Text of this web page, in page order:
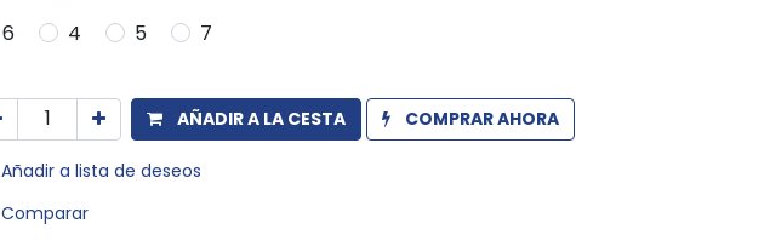
6 4 5 7
AÑADIR A LA CESTA COMPRAR AHORA
Añadir a lista de deseos
Comparar